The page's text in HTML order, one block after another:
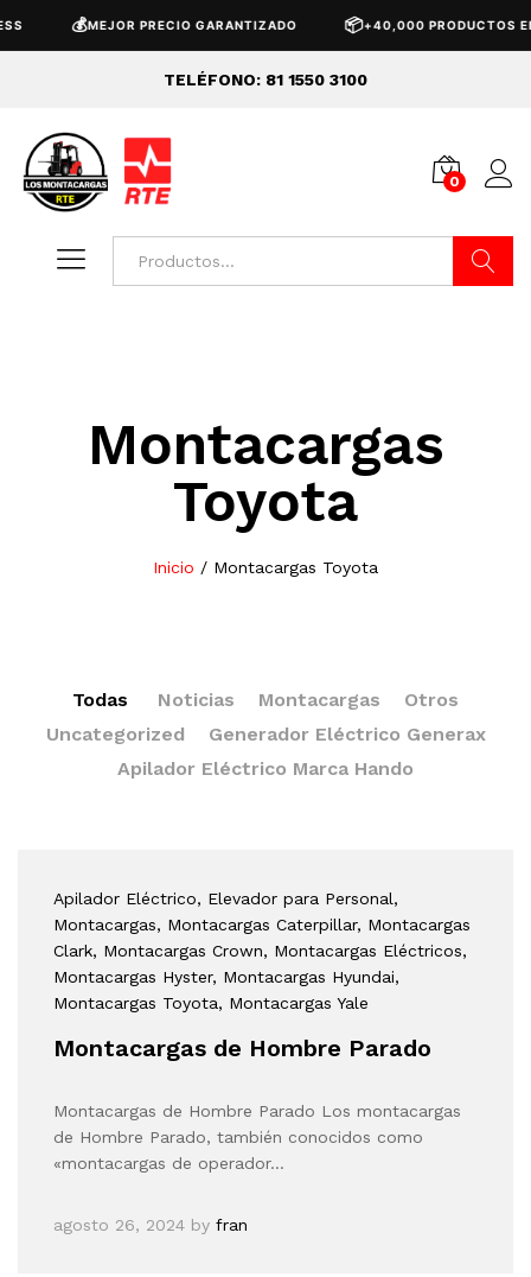
MEJOR PRECIO GARANTIZADO +40,000 PRODUCTOS EN
TELÉFONO: 81 1550 3100
0
Montacargas
Toyota
Inicio / Montacargas Toyota
Todas Noticias Montacargas
Otros
Uncategorized
Generador Eléctrico Generax
Apilador Eléctrico Marca Hando
Apilador Eléctrico, Elevador para Personal,
Montacargas, Montacargas Caterpillar, Montacargas
Clark, Montacargas Crown, Montacargas Eléctricos,
Montacargas Hyster, Montacargas Hyundai,
Montacargas Toyota, Montacargas Yale
Montacargas de Hombre Parado
Montacargas de Hombre Parado Los montacargas
de Hombre Parado, también conocidos como
«montacargas de operador…
agosto 26, 2024 by fran